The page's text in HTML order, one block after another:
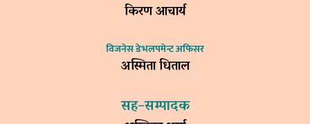
किरण आचार्य
विजनेस डेभलपमेन्ट अफिसर
अस्मिता धिताल
सह–सम्पादक